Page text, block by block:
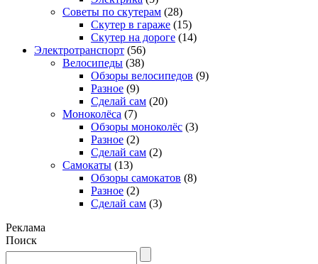
Советы по скутерам (28)
Скутер в гараже (15)
Скутер на дороге (14)
Электротранспорт (56)
Велосипеды (38)
Обзоры велосипедов (9)
Разное (9)
Сделай сам (20)
Моноколёса (7)
Обзоры моноколёс (3)
Разное (2)
Сделай сам (2)
Самокаты (13)
Обзоры самокатов (8)
Разное (2)
Сделай сам (3)
Реклама
Поиск